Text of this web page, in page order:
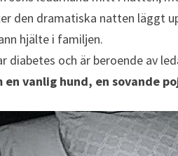
den dramatiska natten läggt
hjälte i familjen.
diabetes och är beroende av
en vanlig hund, en sovande